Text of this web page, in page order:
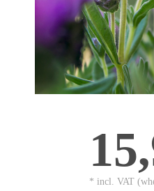
* incl. VAT